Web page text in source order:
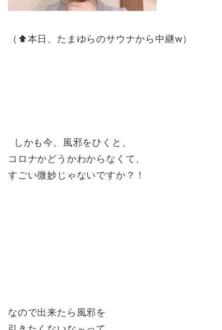
（⬆︎本日、たまゆらのサウナから中継w）
しかも今、風邪をひくと、
コロナかどうかわからなくて、
すごい微妙じゃないですか？！
なので出来たら風邪を